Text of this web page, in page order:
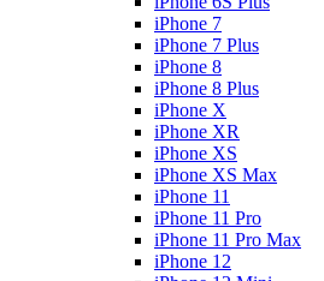
iPhone 7
iPhone 7 Plus
iPhone 8
iPhone 8 Plus
iPhone X
iPhone XR
iPhone XS
iPhone XS Max
iPhone 11
iPhone 11 Pro
iPhone 11 Pro Max
iPhone 12